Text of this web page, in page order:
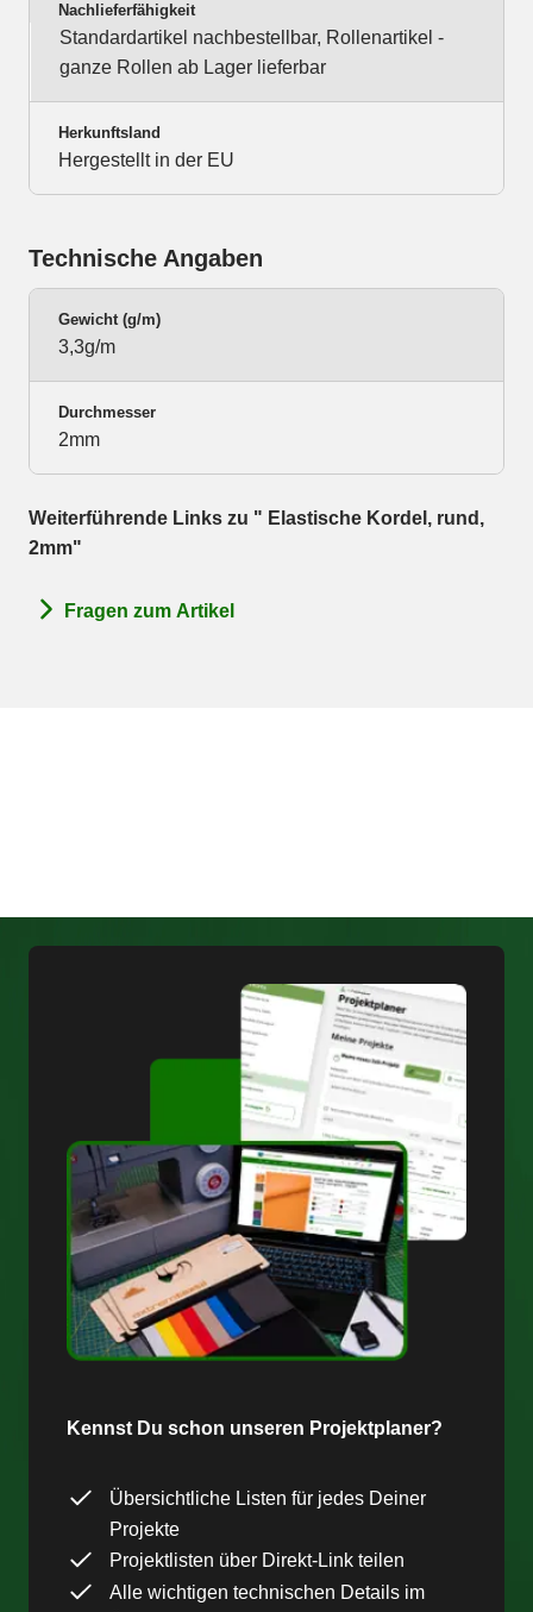
Nachlieferfähigkeit
Standardartikel nachbestellbar, Rollenartikel -
ganze Rollen ab Lager lieferbar
Herkunftsland
Hergestellt in der EU
Technische Angaben
Gewicht (g/m)
3,3g/m
Durchmesser
2mm
Weiterführende Links zu " Elastische Kordel, rund,
2mm"
Fragen zum Artikel
Kennst Du schon unseren Projektplaner?
Übersichtliche Listen für jedes Deiner
Projekte
Projektlisten über Direkt-Link teilen
Alle wichtigen technischen Details im